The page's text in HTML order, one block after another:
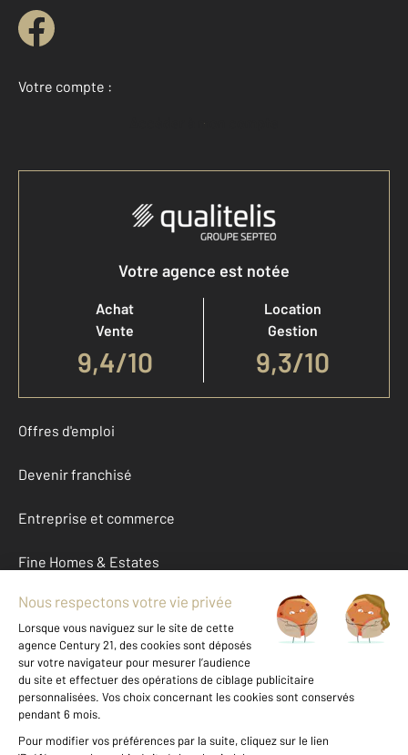
Votre compte :
Accéder à mon compte
Votre agence est notée
Achat
Vente
9,4/10
Location
Gestion
9,3/10
Offres d'emploi
Devenir franchisé
Entreprise et commerce
Fine Homes & Estates
À propos
International
Nous contacter